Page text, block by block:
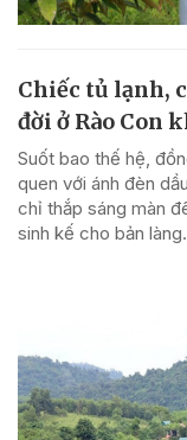
Chiếc tủ lạnh,
đời ở Rào Con
Suốt bao thế hệ,
quen với ánh đèn
chỉ thắp sáng màn
sinh kế cho bản làng.